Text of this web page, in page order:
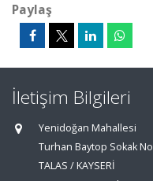
Paylaş
İletişim Bilgileri
Yenidoğan Mahallesi
Turhan Baytop Sokak
TALAS / KAYSERİ